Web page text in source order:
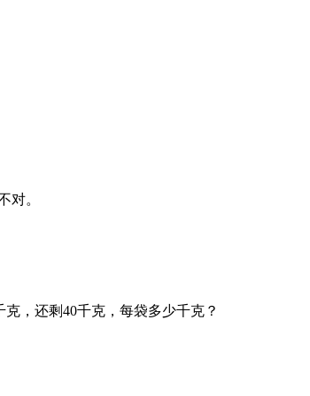
对。
，还剩40千克，每袋多少千克？